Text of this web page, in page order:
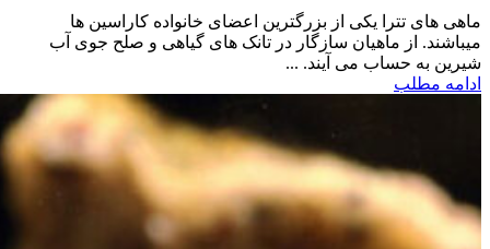
ماهی های تترا یکی از بزرگترین اعضای خانواده کاراسین ها
میباشند. از ماهیان سازگار در تانک های گیاهی و صلح جوی آب
شیرین به حساب می آیند. ...
ادامه مطلب